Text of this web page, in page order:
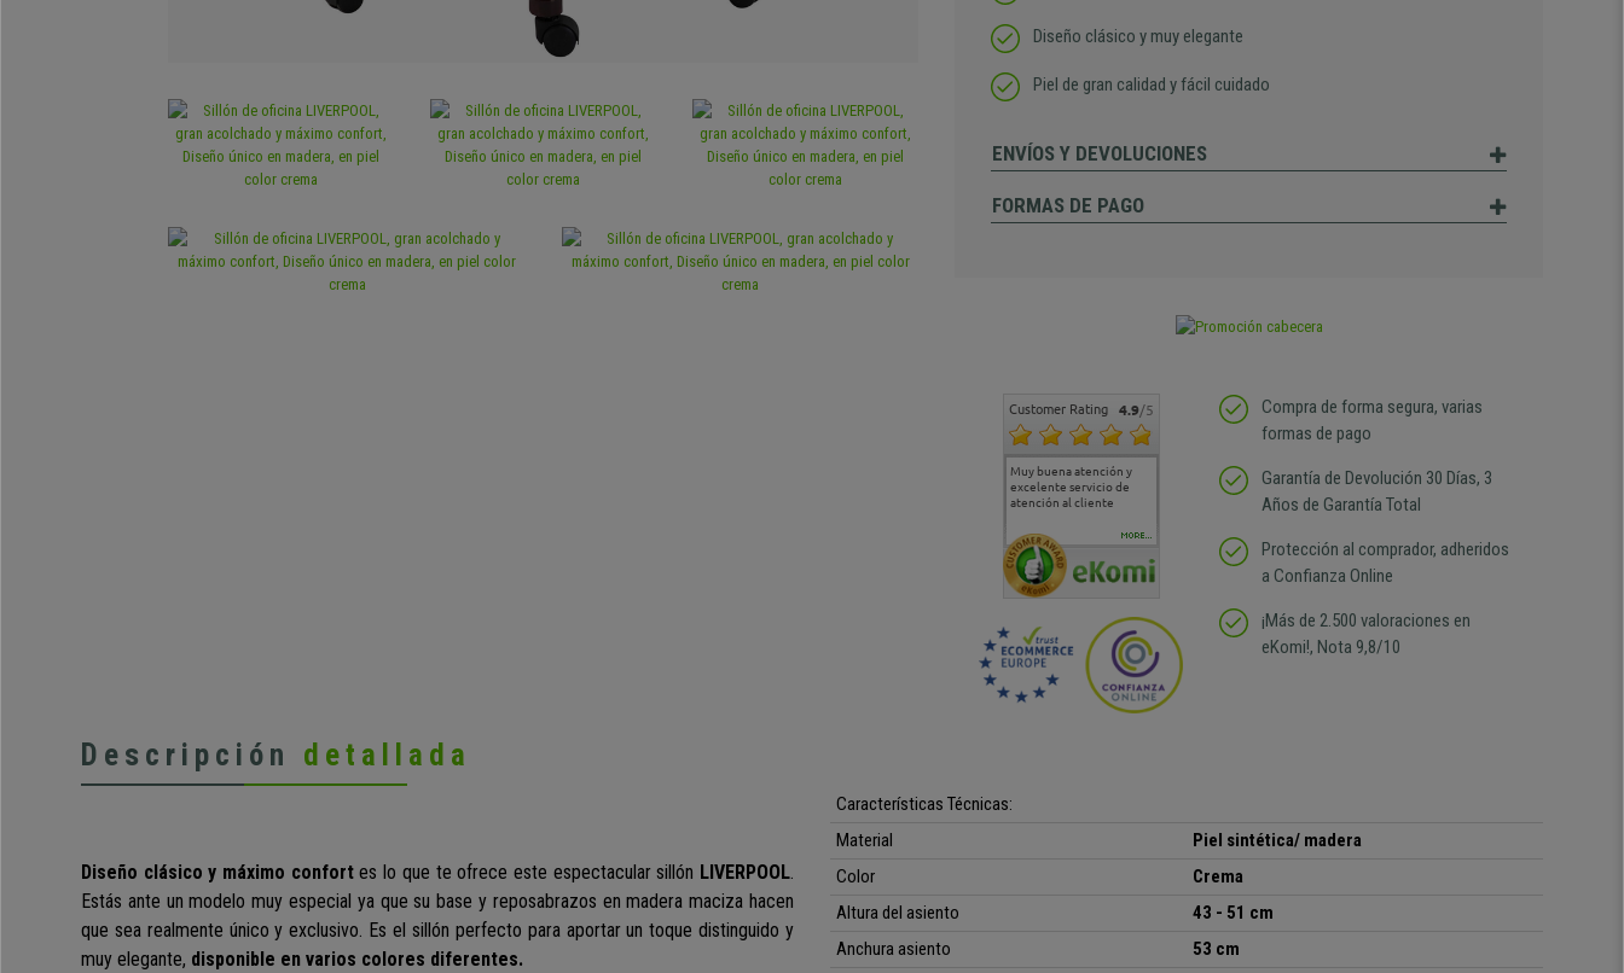
Diseño clásico y muy elegante
Piel de gran calidad y fácil cuidado
ENVÍOS Y DEVOLUCIONES
FORMAS DE PAGO
Customer Rating 4.9/5
Muy buena atención y
excelente servicio de
atención al cliente
Muy buena atención de
cara al asesoramiento
comercial y el envío ha
Si estoy contento
Excelente relacion
calidad precio Plazo de
MORE...
Compra de forma segura, varias
formas de pago
Garantía de Devolución 30 Días, 3
Años de Garantía Total
Protección al comprador, adheridos
a Confianza Online
¡Más de 2.500 valoraciones en
eKomi!, Nota 9,8/10
Descripción detallada
Diseño clásico y máximo confortes lo que te ofrece este espectacular sillón LIVERPOOL.
Estás ante un modelo muy especial ya que su base y reposabrazos en madera maciza hacen
que sea realmente único y exclusivo. Es el sillón perfecto para aportar un toque distinguido y
muy elegante, disponible en varios colores diferentes.
Características Técnicas:
Material
Piel sintética/ madera
Color
Crema
Altura del asiento
43 - 51 cm
Anchura asiento
53 cm